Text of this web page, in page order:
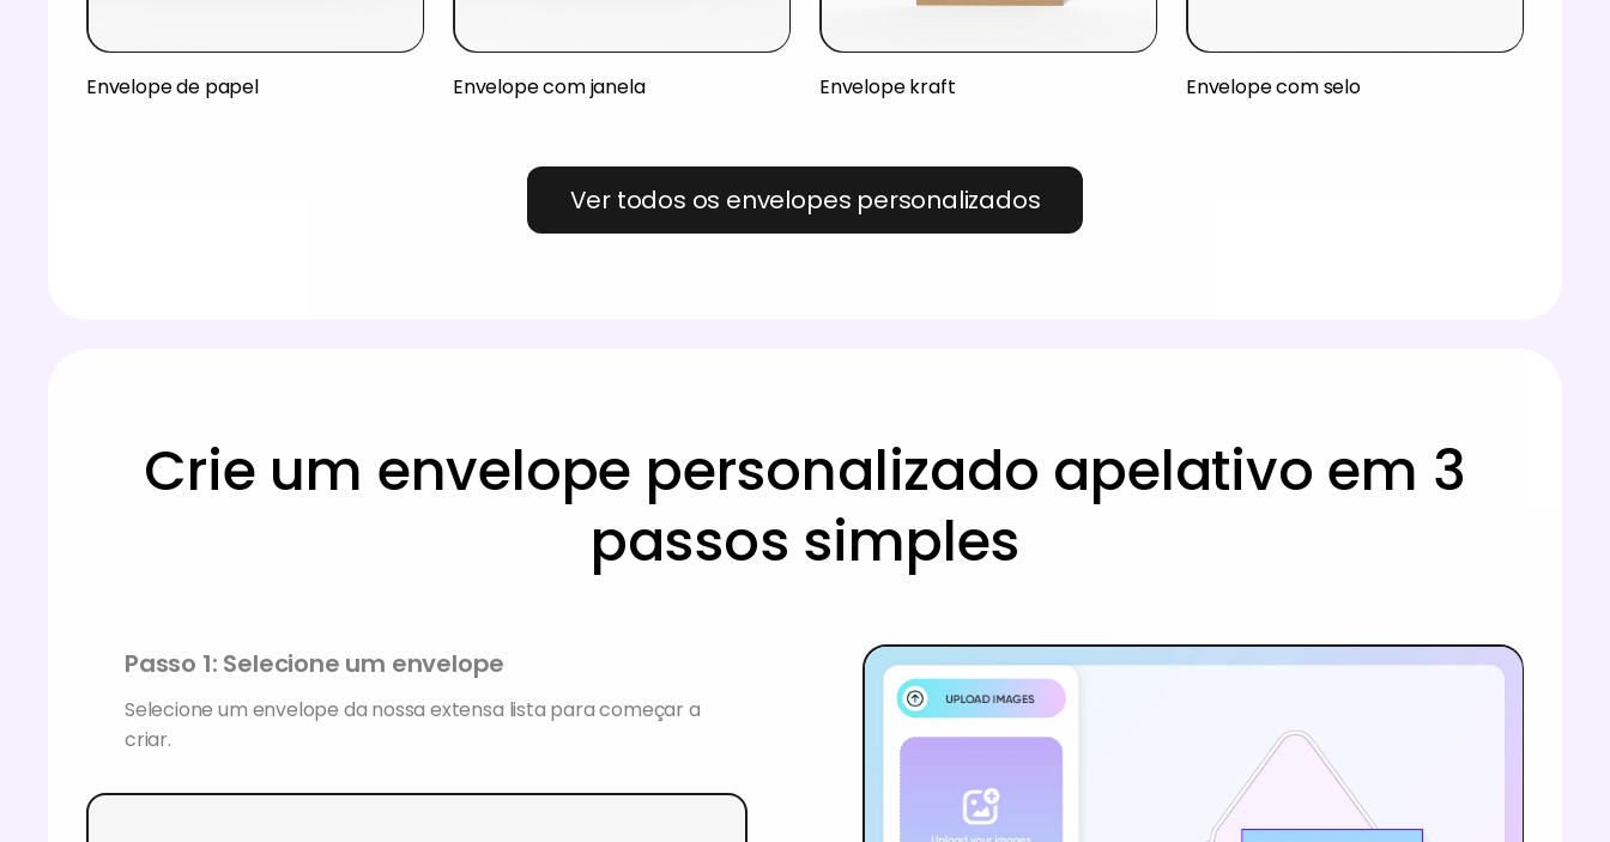
Envelope de papel Envelope com janela Envelope kraft Envelope com selo
Ver todos os envelopes personalizados
Crie um envelope personalizado apelativo em 3
passos simples
Passo 1: Selecione um envelope
Selecione um envelope da nossa extensa lista para começar a
criar.